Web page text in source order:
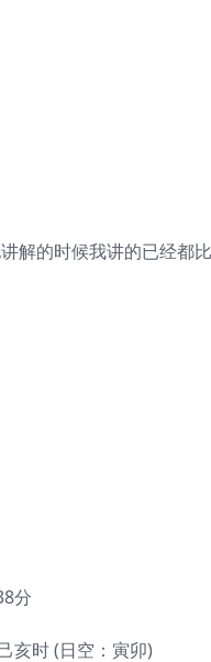
解的时候我讲的已经都
分
亥时 (日空：寅卯)